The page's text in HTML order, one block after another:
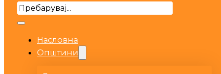
Search
Насловна
Општини